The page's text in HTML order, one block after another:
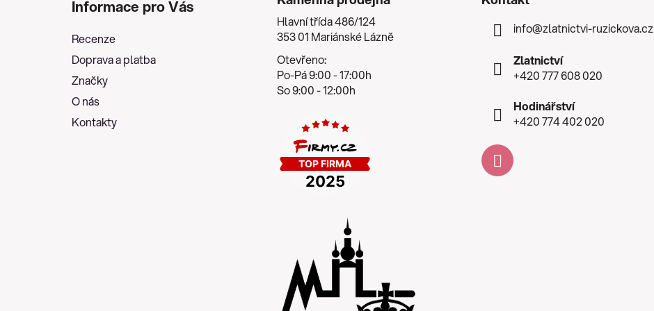
Informace pro Vás
Recenze
Doprava a platba
Značky
O nás
Kontakty
Hlavní třída 486/124
353 01 Mariánské Lázně
Otevřeno:
Po-Pá 9:00 - 17:00h
So 9:00 - 12:00h
info@zlatnictvi-ruzickova.cz
Zlatnictví
+420 777 608 020
Hodinářství
+420 774 402 020